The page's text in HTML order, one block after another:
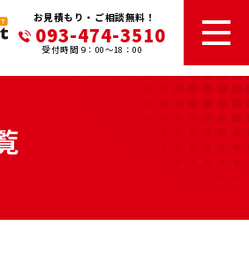
お見積もり・ご相談無料！
093-474-3510
受付時間 9：00～18：00